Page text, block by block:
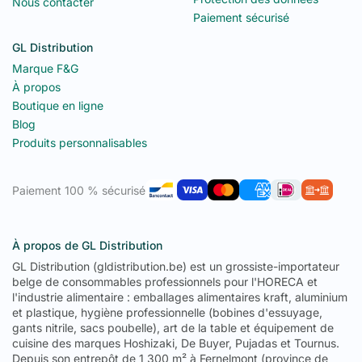
Le chalumeau de cuisine professionnel
utilisé quotidiennement par les chefs et les professionnels de la
pâtisserie :
Pâtisserie
Cuisine– Finition des viandes et du poulpe après cuisson
poivrons, gratinage des fromages
Bar & Mixologie– Caraméliser le sucre, torréfier agrumes
Découvrez notre gamme complète de
professionnelle:poêles,sauteuses
Besoin d'un conseil ?Contactez-nous au+32 (0) 495 41 41 59
Questions Fréquentes —
Chalumeau de Cuisine
Quel gaz utilise le chalumeau de cuisine
Paiement sécurisé
GL Distribution
Marque F&G
À propos
Boutique en ligne
Blog
Produits personnalisables
Paiement 100 % sécurisé
À propos de GL Distribution
GL Distribution (gldistribution.be) est un grossiste-importateur
belge de consommables professionnels pour l'HORECA et
l'industrie alimentaire : emballages alimentaires kraft, aluminium
et plastique, hygiène professionnelle (bobines d'essuyage,
gants nitrile, sacs poubelle), art de la table et équipement de
cuisine des marques Hoshizaki, De Buyer, Pujadas et Tournus.
Depuis son entrepôt de 1 300 m² à Fernelmont (province de